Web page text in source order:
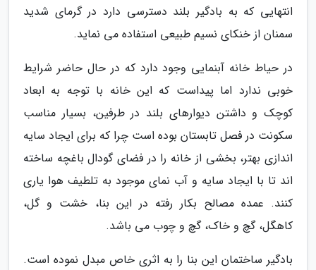
انتهایی که به بادگیر بلند دسترسی دارد در گرمای شدید
سمنان از خنکای نسیم طبیعی استفاده می نماید.
در حیاط خانه آبنمایی وجود دارد که در حال حاضر شرایط
خوبی ندارد اما پیداست که این خانه با توجه به ابعاد
کوچک و داشتن دیوارهای بلند در طرفین، بسیار مناسب
سکونت در فصل تابستان بوده است چرا که برای ایجاد سایه
اندازی بهتر، بخشی از خانه را در فضای گودال باغچه ساخته
اند تا با ایجاد سایه و آب نمای موجود به تلطیف هوا یاری
کنند. عمده مصالح بکار رفته در این بنا، خشت و گل،
کاهگل، گچ و خاک، گچ و چوب می باشد.
بادگیر ساختمان این بنا را به اثری خاص مبدل نموده است.